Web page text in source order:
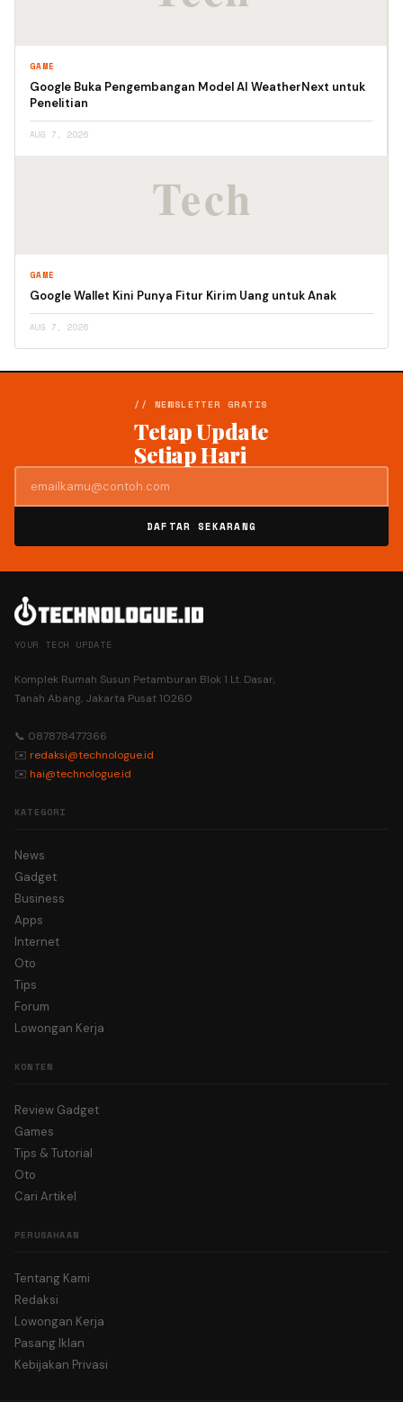
GAME
Google Buka Pengembangan Model AI WeatherNext untuk
Penelitian
AUG 7, 2026
GAME
Google Wallet Kini Punya Fitur Kirim Uang untuk Anak
AUG 7, 2026
// NEWSLETTER GRATIS
Tetap Update
Setiap Hari
DAFTAR SEKARANG
YOUR TECH UPDATE
Komplek Rumah Susun Petamburan Blok 1 Lt. Dasar,
Tanah Abang, Jakarta Pusat 10260
📞 087878477366
✉️ redaksi@technologue.id
✉️ hai@technologue.id
KATEGORI
News
Gadget
Business
Apps
Internet
Oto
Tips
Forum
Lowongan Kerja
KONTEN
Review Gadget
Games
Tips & Tutorial
Oto
Cari Artikel
PERUSAHAAN
Tentang Kami
Redaksi
Lowongan Kerja
Pasang Iklan
Kebijakan Privasi